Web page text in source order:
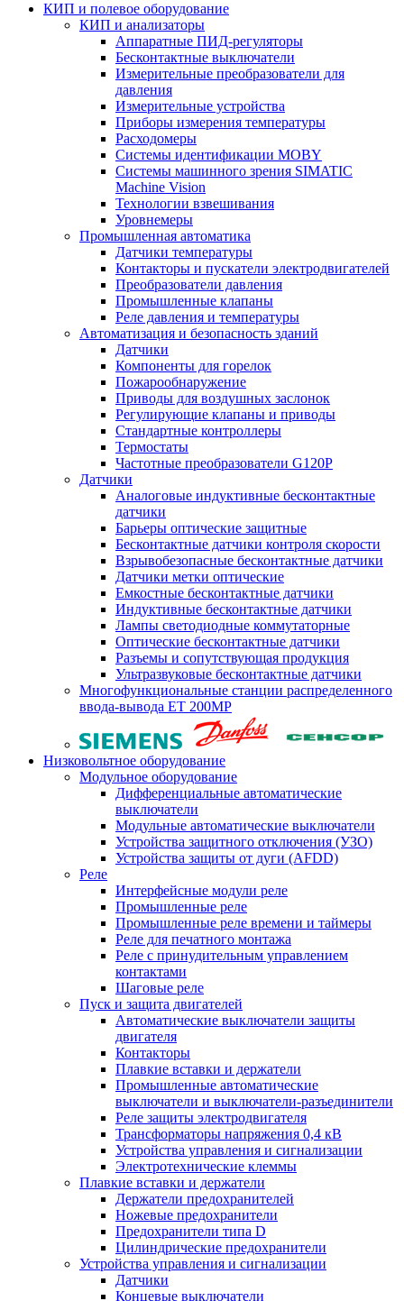
КИП и полевое оборудование
КИП и анализаторы
Аппаратные ПИД-регуляторы
Бесконтактные выключатели
Измерительные преобразователи для
давления
Измерительные устройства
Приборы измерения температуры
Расходомеры
Системы идентификации MOBY
Системы машинного зрения SIMATIC
Machine Vision
Технологии взвешивания
Уровнемеры
Промышленная автоматика
Датчики температуры
Контакторы и пускатели электродвигателей
Преобразователи давления
Промышленные клапаны
Реле давления и температуры
Автоматизация и безопасность зданий
Датчики
Компоненты для горелок
Пожарообнаружение
Приводы для воздушных заслонок
Регулирующие клапаны и приводы
Стандартные контроллеры
Термостаты
Частотные преобразователи G120P
Датчики
Аналоговые индуктивные бесконтактные
датчики
Барьеры оптические защитные
Бесконтактные датчики контроля скорости
Взрывобезопасные бесконтактные датчики
Датчики метки оптические
Емкостные бесконтактные датчики
Индуктивные бесконтактные датчики
Лампы светодиодные коммутаторные
Оптические бесконтактные датчики
Разъемы и сопутствующая продукция
Ультразвуковые бесконтактные датчики
Многофункциональные станции распределенного
ввода-вывода ET 200MP
Низковольтное оборудование
Модульное оборудование
Дифференциальные автоматические
выключатели
Модульные автоматические выключатели
Устройства защитного отключения (УЗО)
Устройства защиты от дуги (AFDD)
Реле
Интерфейсные модули реле
Промышленные реле
Промышленные реле времени и таймеры
Реле для печатного монтажа
Реле с принудительным управлением
контактами
Шаговые реле
Пуск и защита двигателей
Автоматические выключатели защиты
двигателя
Контакторы
Плавкие вставки и держатели
Промышленные автоматические
выключатели и выключатели-разъединители
Реле защиты электродвигателя
Трансформаторы напряжения 0,4 кВ
Устройства управления и сигнализации
Электротехнические клеммы
Плавкие вставки и держатели
Держатели предохранителей
Ножевые предохранители
Предохранители типа D
Цилиндрические предохранители
Устройства управления и сигнализации
Датчики
Концевые выключатели